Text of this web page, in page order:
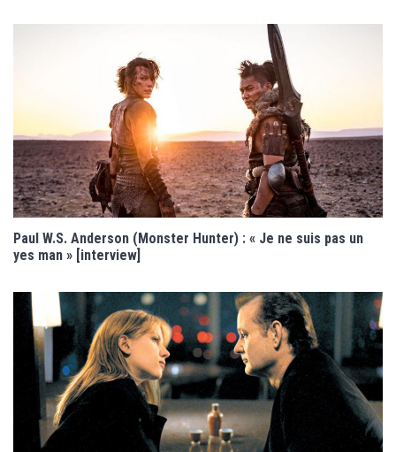
Paul W.S. Anderson (Monster Hunter) : « Je ne suis pas un
yes man » [interview]